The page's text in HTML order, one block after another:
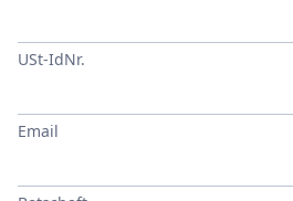
USt-IdNr.
Email